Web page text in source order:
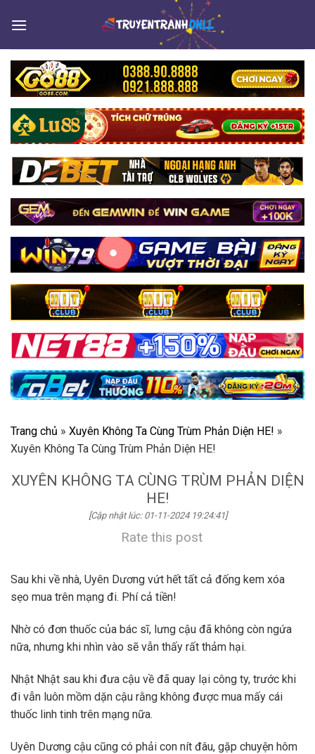
Trang chủ » Xuyên Không Ta Cùng Trùm Phản Diện HE! »
Xuyên Không Ta Cùng Trùm Phản Diện HE!
XUYÊN KHÔNG TA CÙNG TRÙM PHẢN DIỆN
HE!
[Cập nhật lúc: 01-11-2024 19:24:41]
Rate this post
Sau khi về nhà, Uyên Dương vứt hết tất cả đống kem xóa
sẹo mua trên mạng đi. Phí cả tiền!
Nhờ có đơn thuốc của bác sĩ, lưng cậu đã không còn ngứa
nữa, nhưng khi nhìn vào sẽ vẫn thấy rất thảm hại.
Nhật Nhật sau khi đưa cậu về đã quay lại công ty, trước khi
đi vẫn luôn mồm dặn cậu rằng không được mua mấy cái
thuốc linh tinh trên mạng nữa.
Uyên Dương cậu cũng có phải con nít đâu, gặp chuyện hôm